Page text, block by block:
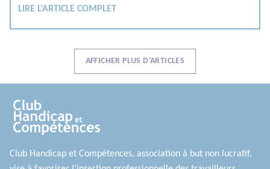
LIRE L'ARTICLE COMPLET
AFFICHER PLUS D'ARTICLES
Club Handicap et Compétences, association à but non lucratif,